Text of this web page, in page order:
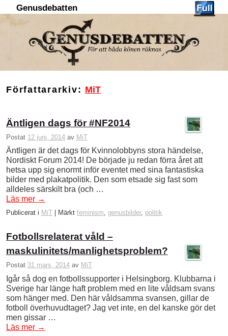
Genusdebatten
Författararkiv: MiT
Äntligen dags för #NF2014
Postat 12 juni, 2014 av MiT
Äntligen är det dags för Kvinnolobbyns stora händelse,
Nordiskt Forum 2014! De började ju redan förra året att
hetsa upp sig enormt inför eventet med sina fantastiska
bilder med plakatpolitik. Den som etsade sig fast som
alldeles särskilt bra (och …
Läs mer →
Publicerat i MiT Märkt feminism, genusbilder, politik
Fotbollsrelaterat våld –
maskulinitets/manlighetsproblem?
Postat 31 mars, 2014 av MiT
Igår så dog en fotbollssupporter i Helsingborg. Klubbarna i
Sverige har länge haft problem med en lite våldsam svans
som hänger med. Den här våldsamma svansen, gillar de
fotboll överhuvudtaget? Jag vet inte, en del kanske gör det
men gissar …
Läs mer →